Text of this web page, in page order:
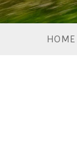
HOME